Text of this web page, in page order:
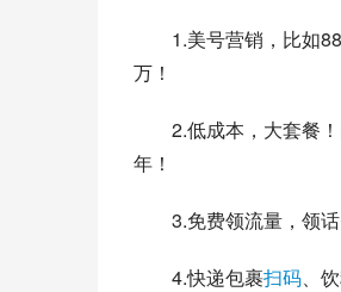
1.美号营销，比如
万！
2.低成本，大套餐
年！
3.免费领流量，领
4.快递包裹扫码、